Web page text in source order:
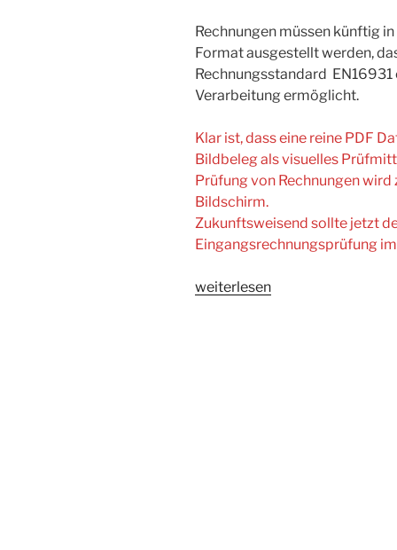
Rechnungen müssen künftig
Format ausgestellt werden,
Rechnungsstandard
Verarbeitung ermöglicht.
Klar ist, dass eine reine PDF
Bildbeleg als visuelles
Prüfung von Rechnungen
Bildschirm.
Zukunftsweisend sollte jetzt
Eingangsrechnungsprüfung
„eRechnungspflicht
weiterlesen